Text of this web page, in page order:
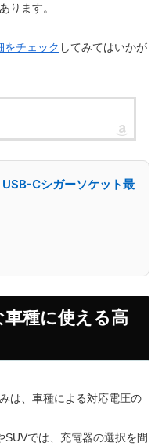
ります。
をチェック してみてはいかが
Cシガーソケット最
車種に使える高
は、車種による対応電圧の
では、充電器の選択を間